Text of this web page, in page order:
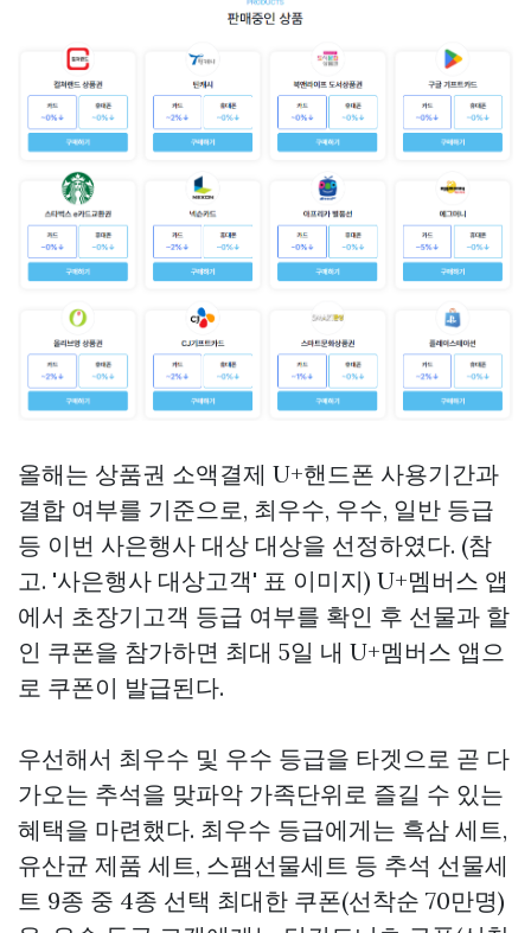
올해는 상품권 소액결제 U+핸드폰 사용기간과
결합 여부를 기준으로, 최우수, 우수, 일반 등급
등 이번 사은행사 대상 대상을 선정하였다. (참
고. '사은행사 대상고객' 표 이미지) U+멤버스 앱
에서 초장기고객 등급 여부를 확인 후 선물과 할
인 쿠폰을 참가하면 최대 5일 내 U+멤버스 앱으
로 쿠폰이 발급된다.
우선해서 최우수 및 우수 등급을 타겟으로 곧 다
가오는 추석을 맞파악 가족단위로 즐길 수 있는
혜택을 마련했다. 최우수 등급에게는 흑삼 세트,
유산균 제품 세트, 스팸선물세트 등 추석 선물세
트 9종 중 4종 선택 최대한 쿠폰(선착순 70만명)